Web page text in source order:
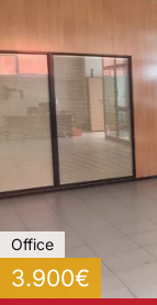
Office
3.900€